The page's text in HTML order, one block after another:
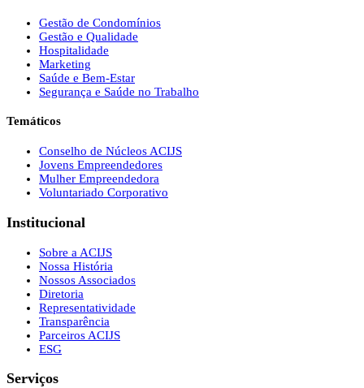
Gestão de Condomínios
Gestão e Qualidade
Hospitalidade
Marketing
Saúde e Bem-Estar
Segurança e Saúde no Trabalho
Temáticos
Conselho de Núcleos ACIJS
Jovens Empreendedores
Mulher Empreendedora
Voluntariado Corporativo
Institucional
Sobre a ACIJS
Nossa História
Nossos Associados
Diretoria
Representatividade
Transparência
Parceiros ACIJS
ESG
Serviços